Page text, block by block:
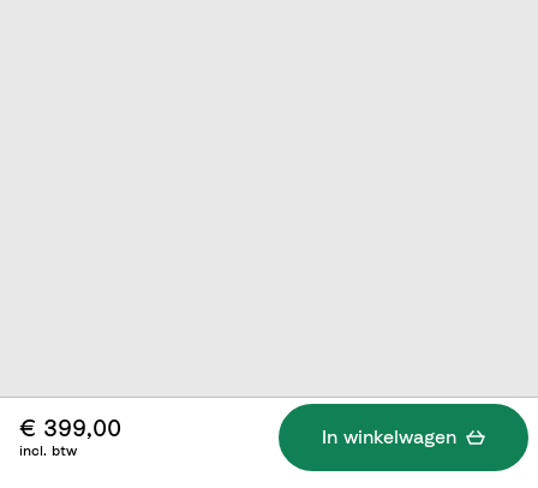
€ 399,00
incl. btw
In winkelwagen